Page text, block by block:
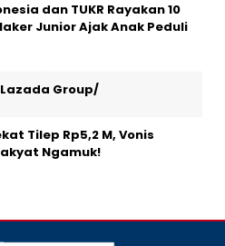
dan TUKR Rayakan 10
Junior Ajak Anak Peduli
Lazada Group/
Tilep Rp5,2 M, Vonis
Ngamuk!